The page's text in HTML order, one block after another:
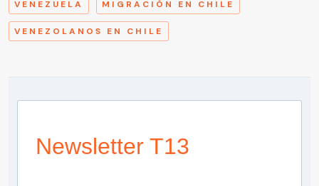
VENEZUELA MIGRACIÓN EN CHILE
VENEZOLANOS EN CHILE
Newsletter T13